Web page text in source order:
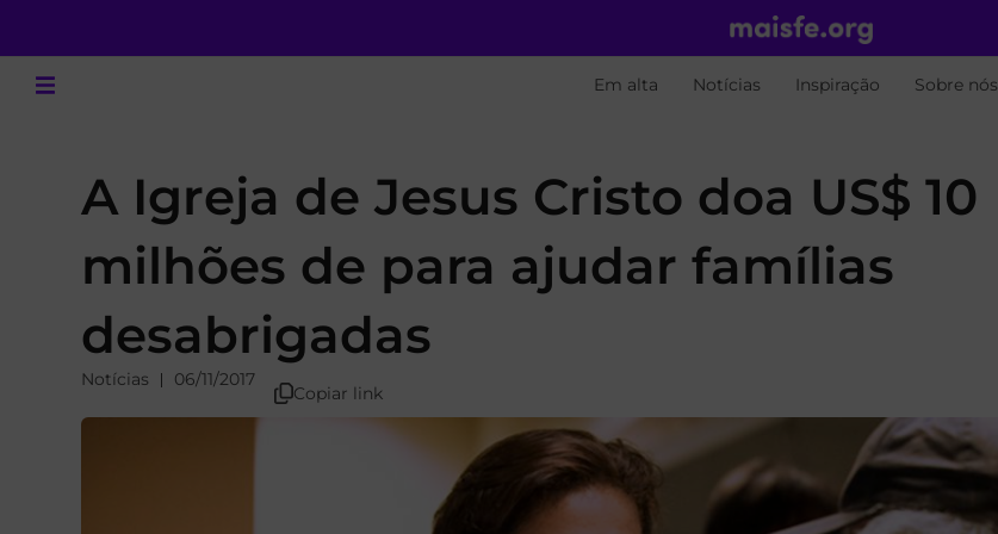
Em alta Notícias Inspiração Sobre nós
A Igreja de Jesus Cristo doa US$ 10
milhões de para ajudar famílias
desabrigadas
Notícias 06/11/2017
Copiar link